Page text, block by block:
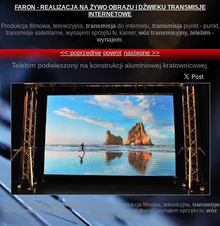
FARON - REALIZACJA NA ŻYWOOBRAZU I DŹWIĘKU TRANSMISJE
INTERNETOWE
Produkcja filmowa, telewizyjna, transmisjado internetu, transmisjapunkt - punkt,
transmisje satelitarne, wynajem sprzętu tv, kamer, wóz transmisyjny, telebim -
wynajem.
<< poprzednie powrót następne >>
Telebim podwieszony na konstrukcji aluminiowej kratownicowej.
FARON -Realizacja na żywo obrazu i dźwięku, produkcja filmowa, telewizyjna, transmisje
do internetu, transmisjapunkt - punkt, transmisjesatelitarne, wynajem sprzętu tv, wóz
transmisyjny, telebimy.